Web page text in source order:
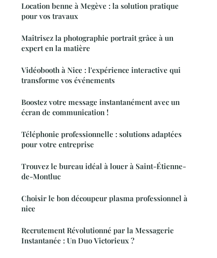
Location benne à Megève : la solution pratique
pour vos travaux
Maîtrisez la photographie portrait grâce à un
expert en la matière
Vidéobooth à Nice : l'expérience interactive qui
transforme vos événements
Boostez votre message instantanément avec un
écran de communication !
Téléphonie professionnelle : solutions adaptées
pour votre entreprise
Trouvez le bureau idéal à louer à Saint-Étienne-
de-Montluc
Choisir le bon découpeur plasma professionnel à
nice
Recrutement Révolutionné par la Messagerie
Instantanée : Un Duo Victorieux ?